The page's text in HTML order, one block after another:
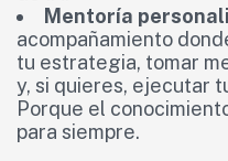
Mentoría
acompañamiento
tu estrategia, tomar
y, si quieres, ejecutar
Porque el
para siempre.